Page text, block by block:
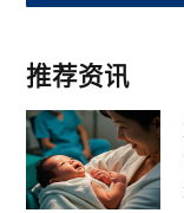
推荐资讯